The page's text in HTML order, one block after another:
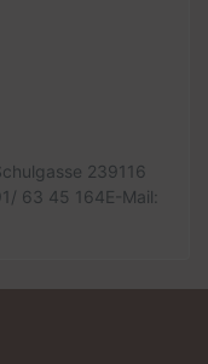
239116
63 45 164E-Mail: